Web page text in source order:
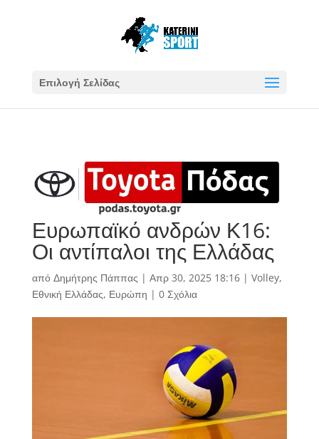
Επιλογή Σελίδας
Ευρωπαϊκό ανδρών Κ16:
Οι αντίπαλοι της Ελλάδας
από Δημήτρης Πάππας | Απρ 30, 2025 18:16| Volley,
Εθνική Ελλάδας, Ευρώπη | 0 Σχόλια